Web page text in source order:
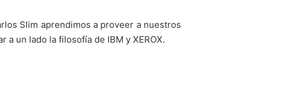
Slim aprendimos a proveer a nuestros
un lado la filosofía de IBM y XEROX.